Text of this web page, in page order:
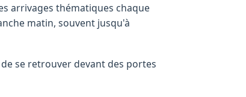
arrivages thématiques chaque
matin, souvent jusqu'à
se retrouver devant des portes